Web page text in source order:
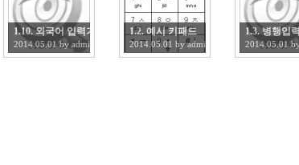
1.10. 외국어 입력기술
2014.05.01 by admin
1.2. 예시 키패드
2014.05.01 byadmin
1.3. 병행입
2014.05.01